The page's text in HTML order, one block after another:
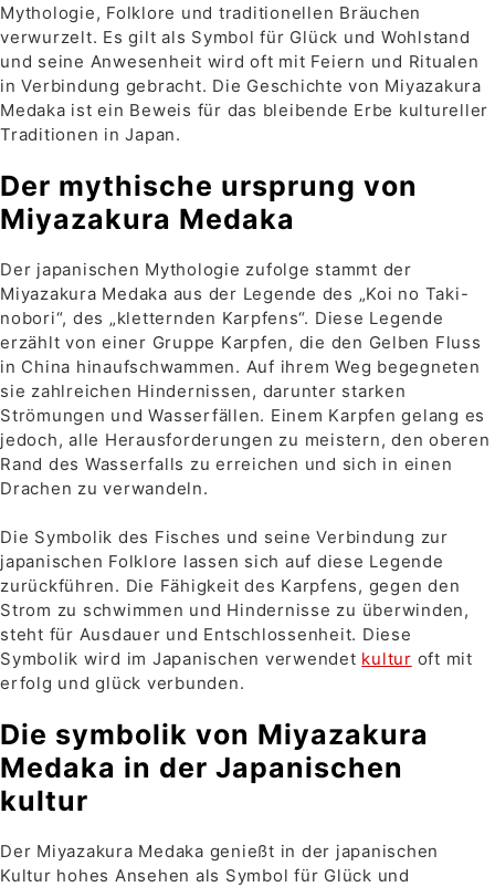
Mythologie, Folklore und traditionellen Bräuchen
verwurzelt. Es gilt als Symbol für Glück und Wohlstand
und seine Anwesenheit wird oft mit Feiern und Ritualen
in Verbindung gebracht. Die Geschichte von Miyazakura
Medaka ist ein Beweis für das bleibende Erbe kultureller
Traditionen in Japan.
Der mythische ursprung von
Miyazakura Medaka
Der japanischen Mythologie zufolge stammt der
Miyazakura Medaka aus der Legende des „Koi no Taki-
nobori“, des „kletternden Karpfens“. Diese Legende
erzählt von einer Gruppe Karpfen, die den Gelben Fluss
in China hinaufschwammen. Auf ihrem Weg begegneten
sie zahlreichen Hindernissen, darunter starken
Strömungen und Wasserfällen. Einem Karpfen gelang es
jedoch, alle Herausforderungen zu meistern, den oberen
Rand des Wasserfalls zu erreichen und sich in einen
Drachen zu verwandeln.
Die Symbolik des Fisches und seine Verbindung zur
japanischen Folklore lassen sich auf diese Legende
zurückführen. Die Fähigkeit des Karpfens, gegen den
Strom zu schwimmen und Hindernisse zu überwinden,
steht für Ausdauer und Entschlossenheit. Diese
Symbolik wird im Japanischen verwendet kultur oft mit
erfolg und glück verbunden.
Die symbolik von Miyazakura
Medaka in der Japanischen
kultur
Der Miyazakura Medaka genießt in der japanischen
Kultur hohes Ansehen als Symbol für Glück und